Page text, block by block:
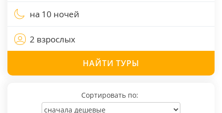
на 10 ночей
2 взрослых
НАЙТИ ТУРЫ
Сортировать по: